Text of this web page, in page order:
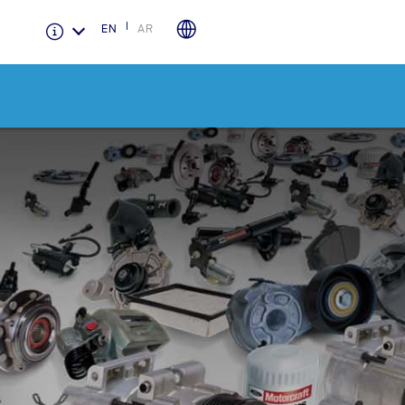
لمحة عامة عن Ford Protect
باقة الصيانة الفائقة
باقة الخدمة
باقة العناية الفائقة
دعم المزامنة
تقنية 4 SYNC
AR
EN